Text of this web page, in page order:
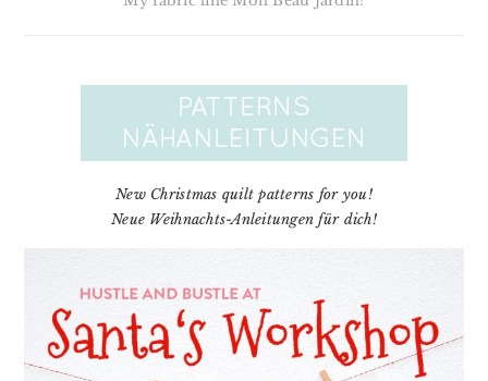
New Christmas quilt patterns for you!
Neue Weihnachts-Anleitungen für dich!